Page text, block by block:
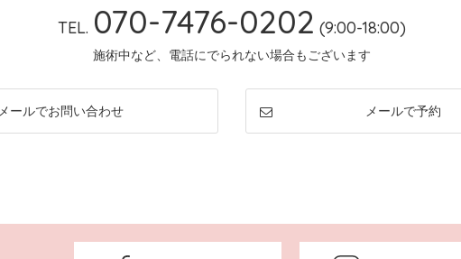
TEL. 070-7476-0202 (9:00-18:00)
施術中など、電話にでられない場合もございます
メールでお問い合わせ メールで予約